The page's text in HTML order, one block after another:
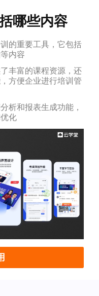
哪些内容
的重要工具，它包括
内容
丰富的课程资源，还
方便企业进行培训管
析和报表生成功能，
化